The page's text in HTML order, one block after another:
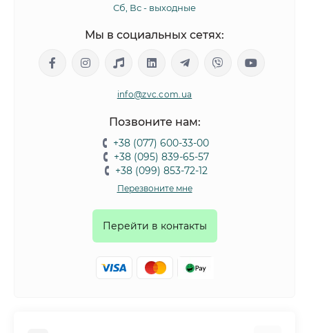
Сб, Вс - выходные
Мы в социальных сетях:
info@zvc.com.ua
Позвоните нам:
+38 (077) 600-33-00
+38 (095) 839-65-57
+38 (099) 853-72-12
Перезвоните мне
Перейти в контакты